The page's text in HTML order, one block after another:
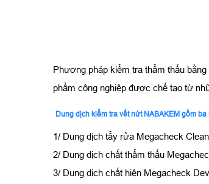
Phương pháp kiểm tra thẩm thấu
phẩm công nghiệp được chế tạo từ
Dung dịch kiểm tra vết nứt NABAKEM gồm ba
1/ Dung dịch tẩy rửa Megacheck
2/ Dung dịch chất thẩm thấu
3/ Dung dịch chất hiện Megacheck